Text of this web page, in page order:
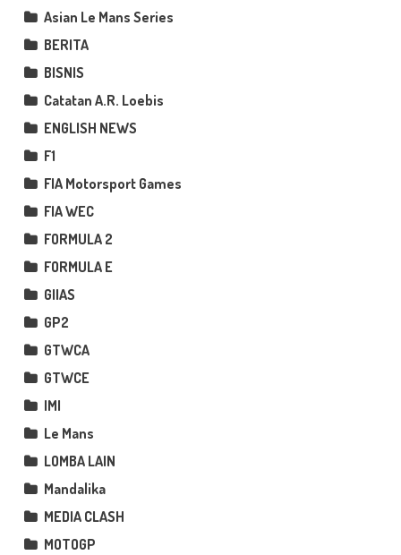
Asian Le Mans Series
BERITA
BISNIS
Catatan A.R. Loebis
ENGLISH NEWS
F1
FIA Motorsport Games
FIA WEC
FORMULA 2
FORMULA E
GIIAS
GP2
GTWCA
GTWCE
IMI
Le Mans
LOMBA LAIN
Mandalika
MEDIA CLASH
MOTOGP